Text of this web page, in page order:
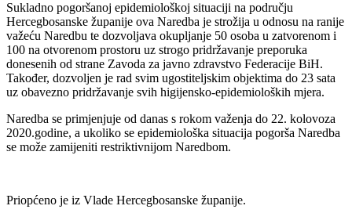
Sukladno pogoršanoj epidemiološkoj situaciji na području
Hercegbosanske županije ova Naredba je strožija u odnosu na ranije
važeću Naredbu te dozvoljava okupljanje 50 osoba u zatvorenom i
100 na otvorenom prostoru uz strogo pridržavanje preporuka
donesenih od strane Zavoda za javno zdravstvo Federacije BiH.
Također, dozvoljen je rad svim ugostiteljskim objektima do 23 sata
uz obavezno pridržavanje svih higijensko-epidemioloških mjera.
Naredba se primjenjuje od danas s rokom važenja do 22. kolovoza
2020.godine, a ukoliko se epidemiološka situacija pogorša Naredba
se može zamijeniti restriktivnijom Naredbom.
Priopćeno je iz Vlade Hercegbosanske županije.